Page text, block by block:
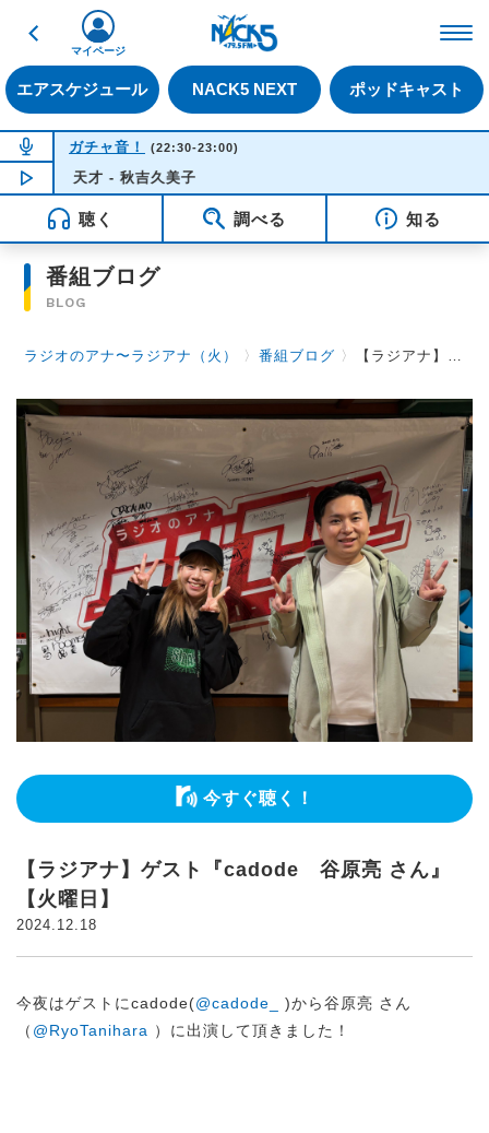
戻る
エアスケジュール NACK5 NEXT ポッドキャスト
マイページ
NOW ON AIR
ガチャ音！ (22:30-23:00)
NOW PLAYING21:51
天才 - 秋吉久美子
聴く 調べる 知る
番組ブログ
BLOG
ラジオのアナ〜ラジアナ（火） 〉番組ブログ 〉 【ラジアナ】ゲスト『cadode 谷原亮 さん』【火曜日】
今すぐ聴く！
【ラジアナ】ゲスト『cadode 谷原亮 さん』
【火曜日】
2024.12.18
今夜はゲストにcadode(@cadode_ )から谷原亮 さん
（ @RyoTanihara ）に出演して頂きました！